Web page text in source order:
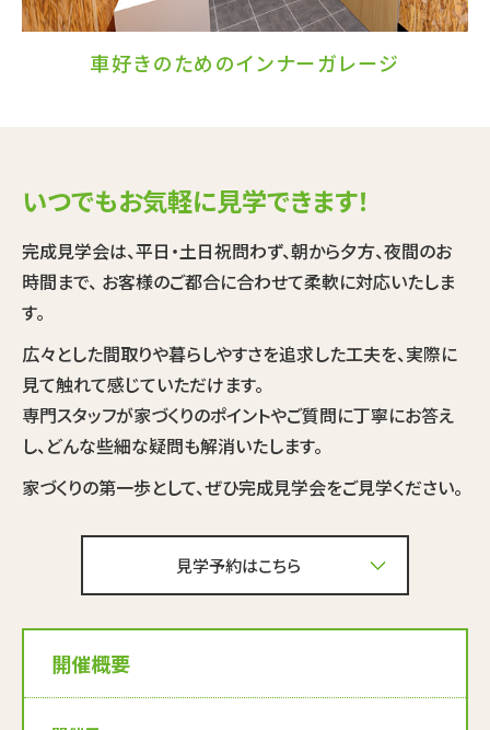
車好きのためのインナーガレージ
いつでもお気軽に見学できます！
完成見学会は、平日・土日祝問わず、朝から夕方、夜間のお
時間まで、 お客様のご都合に合わせて柔軟に対応いたしま
す。
広々とした間取りや暮らしやすさを追求した工夫を、実際に
見て触れて感じていただけます。
専門スタッフが家づくりのポイントやご質問に丁寧にお答え
し、どんな些細な疑問も解消いたします。
家づくりの第一歩として、ぜひ完成見学会をご見学ください。
見学予約はこちら
開催概要